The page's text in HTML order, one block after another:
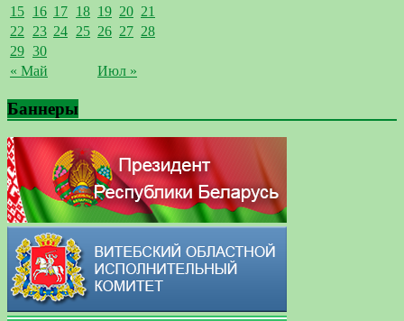
« Май Июл »
15 16 17 18 19 20 21
22
23 24 25 26 27 28
29 30
Баннеры